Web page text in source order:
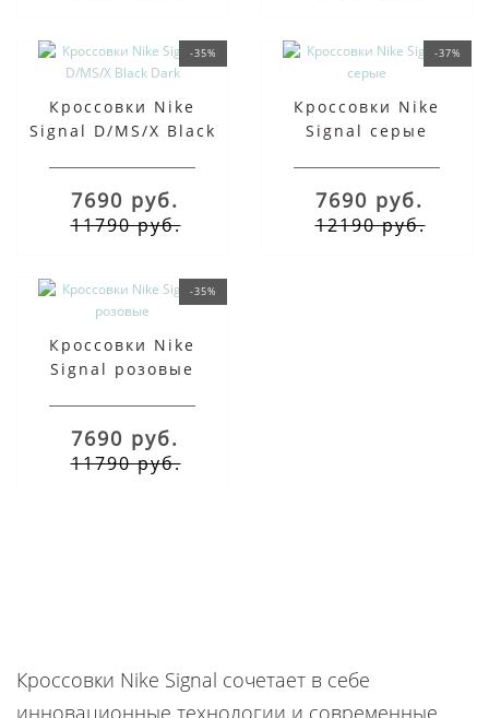
-35%
Кроссовки Nike
Signal D/MS/X Black
7690 руб.
11790 руб.
-37%
Кроссовки Nike
Signal серые
7690 руб.
12190 руб.
-35%
Кроссовки Nike
Signal розовые
7690 руб.
11790 руб.
Кроссовки Nike Signal сочетает в себе
инновационные технологии и современные